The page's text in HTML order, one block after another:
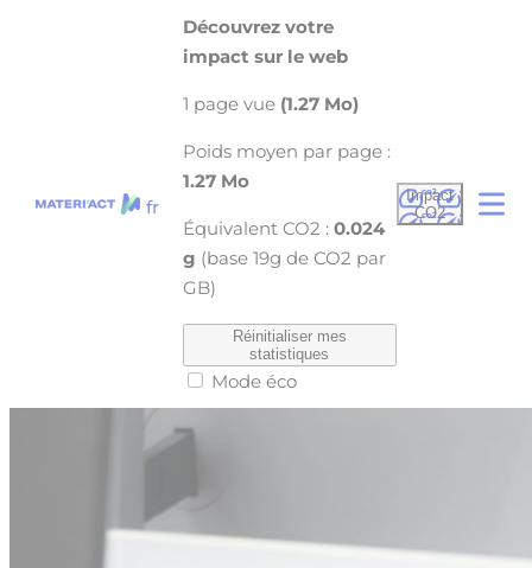
Cookies management panel
fr
Découvrez votre
impact sur le web
1 page vue (1.27 Mo)
Poids moyen par page :
1.27 Mo
Équivalent CO2 : 0.024
g (base 19g de CO2 par
GB)
Réinitialiser mes
statistiques
Mode éco
Impact
CO2
FAVIA — Formulation Adaptive Via
l’Intelligence Artificielle